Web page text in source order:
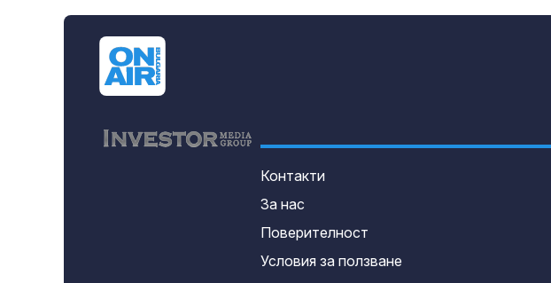
Контакти
За нас
Поверителност
Условия за ползване